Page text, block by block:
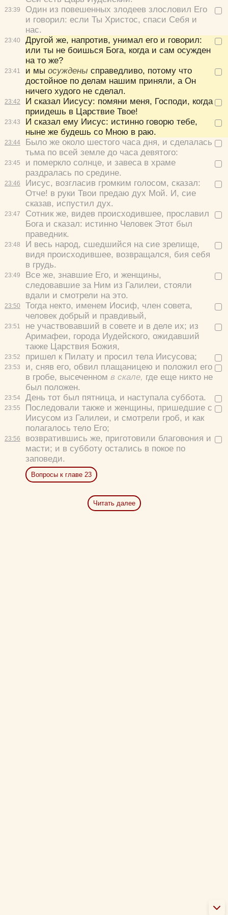
23:39
23:40
23:41
23:42
23:43
23:44
23:45
23:46
23:47
23:48
23:49
23:50
23:51
23:52
23:53
23:54
23:55
23:56
Один из повешенных злодеев злословил Его
и говорил: если Ты Христос, спаси Себя и
нас.
Другой же, напротив, унимал его и говорил:
или ты не боишься Бога, когда и сам осужден
на то же?
и мы осуждены справедливо, потому что
достойное по делам нашим приняли, а Он
ничего худого не сделал.
И сказал Иисусу: помяни меня, Господи, когда
приидешь в Царствие Твое!
И сказал ему Иисус: истинно говорю тебе,
ныне же будешь со Мною в раю.
Было же около шестого часа дня, и сделалась
тьма по всей земле до часа девятого:
и померкло солнце, и завеса в храме
раздралась по средине.
Иисус, возгласив громким голосом, сказал:
Отче! в руки Твои предаю дух Мой. И, сие
сказав, испустил дух.
Сотник же, видев происходившее, прославил
Бога и сказал: истинно Человек Этот был
праведник.
И весь народ, сшедшийся на сие зрелище,
видя происходившее, возвращался, бия себя
в грудь.
Все же, знавшие Его, и женщины,
следовавшие за Ним из Галилеи, стояли
вдали и смотрели на это.
Тогда некто, именем Иосиф, член совета,
человек добрый и правдивый,
не участвовавший в совете и в деле их; из
Аримафеи, города Иудейского, ожидавший
также Царствия Божия,
пришел к Пилату и просил тела Иисусова;
и, сняв его, обвил плащаницею и положил его
в гробе, высеченном в скале, где еще никто не
был положен.
День тот был пятница, и наступала суббота.
Последовали также и женщины, пришедшие с
Иисусом из Галилеи, и смотрели гроб, и как
полагалось тело Его;
возвратившись же, приготовили благовония и
масти; и в субботу остались в покое по
заповеди.
Вопросы к главе 23
Читать далее
Сохранить